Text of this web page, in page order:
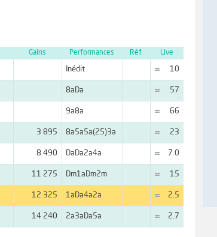
Gains Performances Réf. Live
Inédit 10
8aDa 57
9a8a 66
3 895 8a5a5a(25)3a 23
8 490 DaDa2a4a 7.0
11 275 Dm1aDm2m 15
12 325 1aDa4a2a 2.5
14 240 2a3aDa5a 2.7